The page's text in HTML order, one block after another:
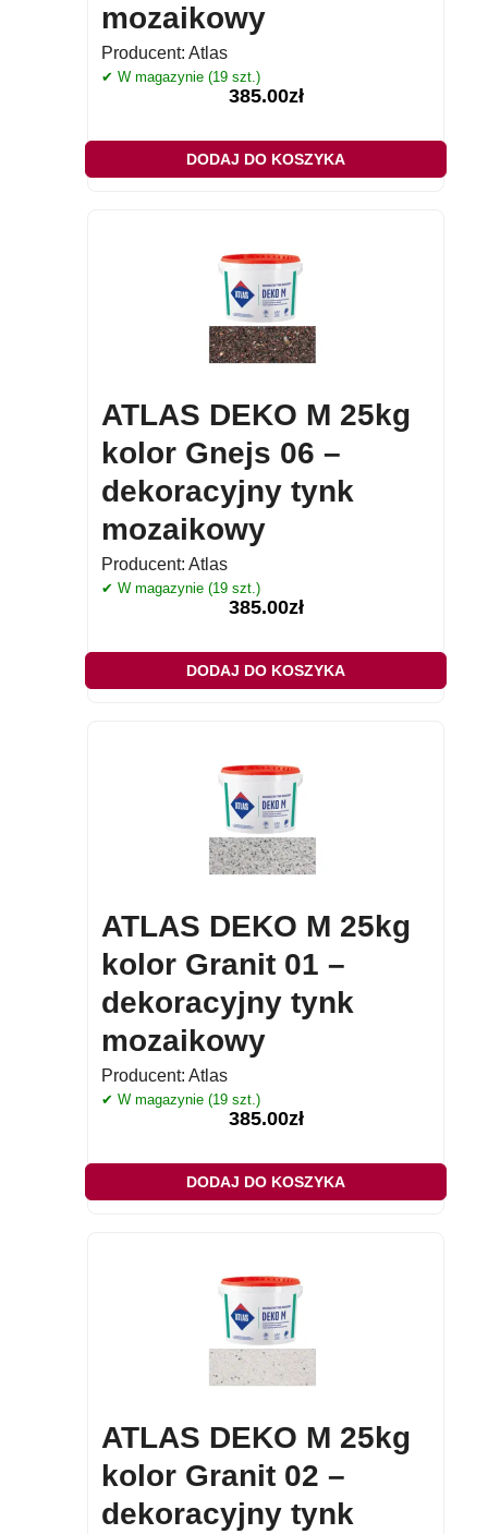
mozaikowy
Producent: Atlas
✔ W magazynie (19 szt.)
385.00zł
DODAJ DO KOSZYKA
ATLAS DEKO M 25kg
kolor Gnejs 06 –
dekoracyjny tynk
mozaikowy
Producent: Atlas
✔ W magazynie (19 szt.)
385.00zł
DODAJ DO KOSZYKA
ATLAS DEKO M 25kg
kolor Granit 01 –
dekoracyjny tynk
mozaikowy
Producent: Atlas
✔ W magazynie (19 szt.)
385.00zł
DODAJ DO KOSZYKA
ATLAS DEKO M 25kg
kolor Granit 02 –
dekoracyjny tynk